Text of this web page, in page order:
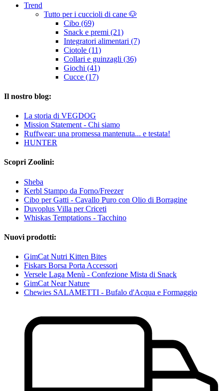
Trend
Tutto per i cuccioli di cane 🐶
Cibo (69)
Snack e premi (21)
Integratori alimentari (7)
Ciotole (11)
Collari e guinzagli (36)
Giochi (41)
Cucce (17)
Il nostro blog:
La storia di VEGDOG
Mission Statement - Chi siamo
Ruffwear: una promessa mantenuta... e testata!
HUNTER
Scopri Zoolini:
Sheba
Kerbl Stampo da Forno/Freezer
Cibo per Gatti - Cavallo Puro con Olio di Borragine
Duvoplus Villa per Criceti
Whiskas Temptations - Tacchino
Nuovi prodotti:
GimCat Nutri Kitten Bites
Fiskars Borsa Porta Accessori
Versele Laga Menù - Confezione Mista di Snack
GimCat Near Nature
Chewies SALAMETTI - Bufalo d'Acqua e Formaggio